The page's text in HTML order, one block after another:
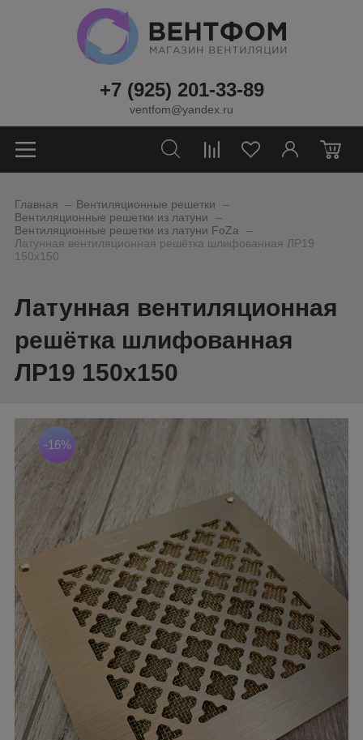
+7 (925) 201-33-89
ventfom@yandex.ru
0
Главная Вентиляционные решетки
Вентиляционные решетки из латуни _
Вентиляционные решетки из латуни FoZa
Латунная вентиляционная решётка шлифованная ЛР19
150х150
Латунная вентиляционная
решётка шлифованная
ЛР19 150х150
-16%